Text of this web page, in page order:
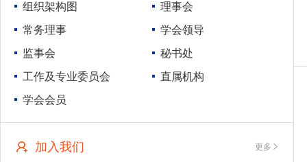
组织架构图
理事会
常务理事
学会领导
监事会
秘书处
工作及专业委员会
直属机构
学会会员
加入我们 更多